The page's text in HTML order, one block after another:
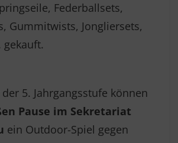
Federballsets,
Gummitwists, Jongliersets,
gekauft.
5. Jahrgangsstufe können
Pause im Sekretariat
ein Outdoor-Spiel gegen